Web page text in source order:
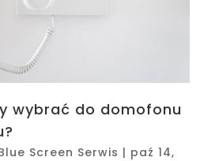
wybrać do domofonu
Screen Serwis | paź 14,